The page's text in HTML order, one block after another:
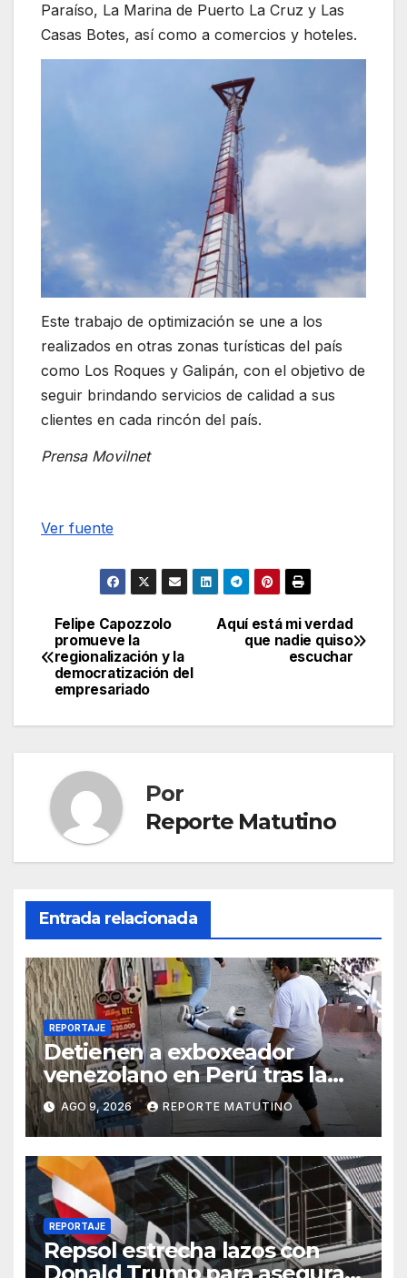
Paraíso, La Marina de Puerto La Cruz y Las
Casas Botes, así como a comercios y hoteles.
Este trabajo de optimización se une a los
realizados en otras zonas turísticas del país
como Los Roques y Galipán, con el objetivo de
seguir brindando servicios de calidad a sus
clientes en cada rincón del país.
Prensa Movilnet
Ver fuente
Navegación
de
entradas
Aquí está mi verdad
que nadie quiso
escuchar
Felipe Capozzolo
promueve la
regionalización y la
democratización del
empresariado
Por
Reporte Matutino
Entrada relacionada
REPORTAJE
Detienen a exboxeador
venezolano en Perú tras la
muerte de mototaxista
durante una riña
AGO 9, 2026 REPORTE MATUTINO
REPORTAJE
Repsol estrecha lazos con